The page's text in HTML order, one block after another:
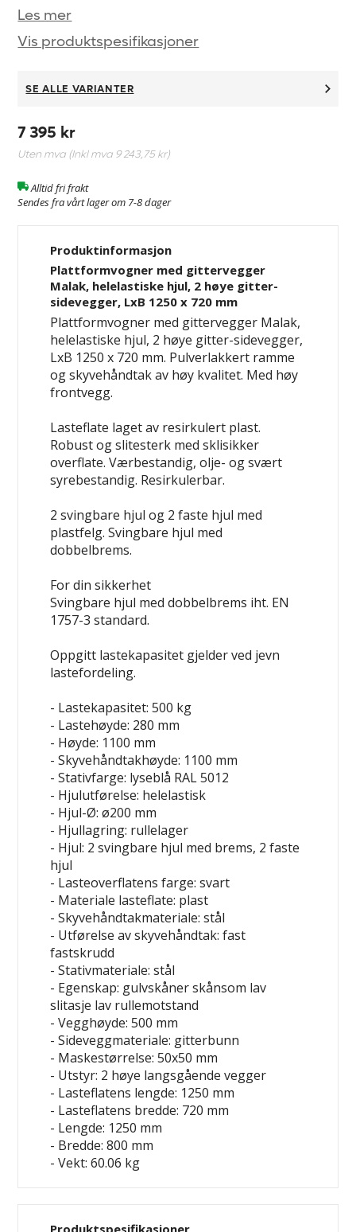
Les mer
Vis produktspesifikasjoner
SE ALLE VARIANTER
7 395 kr
Uten mva (Inkl mva 9 243,75 kr)
Alltid fri frakt
Sendes fra vårt lager om 7-8 dager
Produktinformasjon
Plattformvogner med gittervegger
Malak, helelastiske hjul, 2 høye gitter-
sidevegger, LxB 1250 x 720 mm
Plattformvogner med gittervegger Malak,
helelastiske hjul, 2 høye gitter-sidevegger,
LxB 1250 x 720 mm. Pulverlakkert ramme
og skyvehåndtak av høy kvalitet. Med høy
frontvegg.
Lasteflate laget av resirkulert plast.
Robust og slitesterk med sklisikker
overflate. Værbestandig, olje- og svært
syrebestandig. Resirkulerbar.
2 svingbare hjul og 2 faste hjul med
plastfelg. Svingbare hjul med
dobbelbrems.
For din sikkerhet
Svingbare hjul med dobbelbrems iht. EN
1757-3 standard.
Oppgitt lastekapasitet gjelder ved jevn
lastefordeling.
- Lastekapasitet: 500 kg
- Lastehøyde: 280 mm
- Høyde: 1100 mm
- Skyvehåndtakhøyde: 1100 mm
- Stativfarge: lyseblå RAL 5012
- Hjulutførelse: helelastisk
- Hjul-Ø: ø200 mm
- Hjullagring: rullelager
- Hjul: 2 svingbare hjul med brems, 2 faste
hjul
- Lasteoverflatens farge: svart
- Materiale lasteflate: plast
- Skyvehåndtakmateriale: stål
- Utførelse av skyvehåndtak: fast
fastskrudd
- Stativmateriale: stål
- Egenskap: gulvskånerskånsom lav
slitasje lav rullemotstand
- Vegghøyde: 500 mm
- Sideveggmateriale: gitterbunn
- Maskestørrelse: 50x50 mm
- Utstyr: 2 høye langsgående vegger
- Lasteflatens lengde: 1250 mm
- Lasteflatens bredde: 720 mm
- Lengde: 1250 mm
- Bredde: 800 mm
- Vekt: 60.06 kg